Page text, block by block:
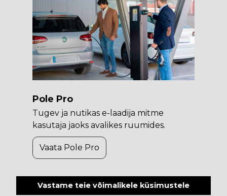
Pole Pro
Tugev ja nutikas e-laadija mitme
kasutaja jaoks avalikes ruumides.
Vaata Pole Pro
Vastame teie võimalikele küsimustele